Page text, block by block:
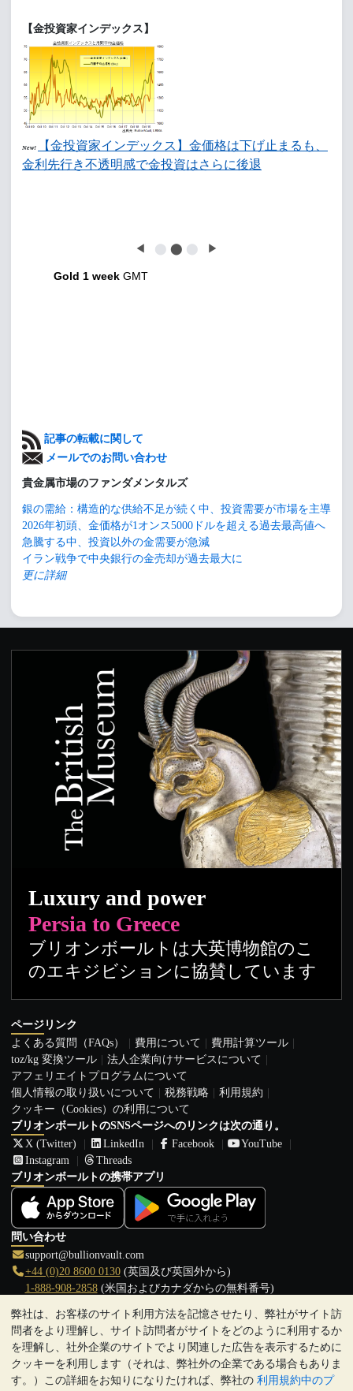
弊社は、お客様のサイト利用方法を記憶させたり、弊社がサイト訪
問者をより理解し、サイト訪問者がサイトをどのように利用するか
を理解し、社外企業のサイトでより関連した広告を表示するために
クッキーを利用します（それは、弊社外の企業である場合もありま
す。）この詳細をお知りになりたければ、弊社の 利用規約中のプ
【金投資家インデックス】
New!
【金投資家インデックス】金価格は下げ止まるも、
金利先行き不透明感で金投資はさらに後退
◀ ⬤ ⬤ ⬤ ▶
Gold 1 week GMT
記事の転載に関して
メールでのお問い合わせ
貴金属市場のファンダメンタルズ
銀の需給：構造的な供給不足が続く中、投資需要が市場を主導
2026年初頭、金価格が1オンス5000ドルを超える過去最高値へ
急騰する中、投資以外の金需要が急減
イラン戦争で中央銀行の金売却が過去最大に
更に詳細
Luxury and power
Persia to Greece
ブリオンボールトは大英博物館のこ
のエキジビションに協賛しています
ページリンク
よくある質問（FAQs）
費用について
費用計算ツール
toz/kg 変換ツール
法人企業向けサービスについて
アフェリエイトプログラムについて
個人情報の取り扱いについて
税務戦略
利用規約
クッキー（Cookies）の利用について
ブリオンボールトのSNSページへのリンクは次の通り。
X (Twitter)
LinkedIn Facebook
YouTube
Instagram
Threads
ブリオンボールトの携帯アプリ
問い合わせ
support@bullionvault.com
+44 (0)20 8600 0130(英国及び英国外から)
1-888-908-2858(米国およびカナダからの無料番号)
クリックして通話を開始
営業時間:
9:00～20:30 (英国), 月曜日から金曜日
17:00～2:30（日本時間）, 月曜日から金曜日